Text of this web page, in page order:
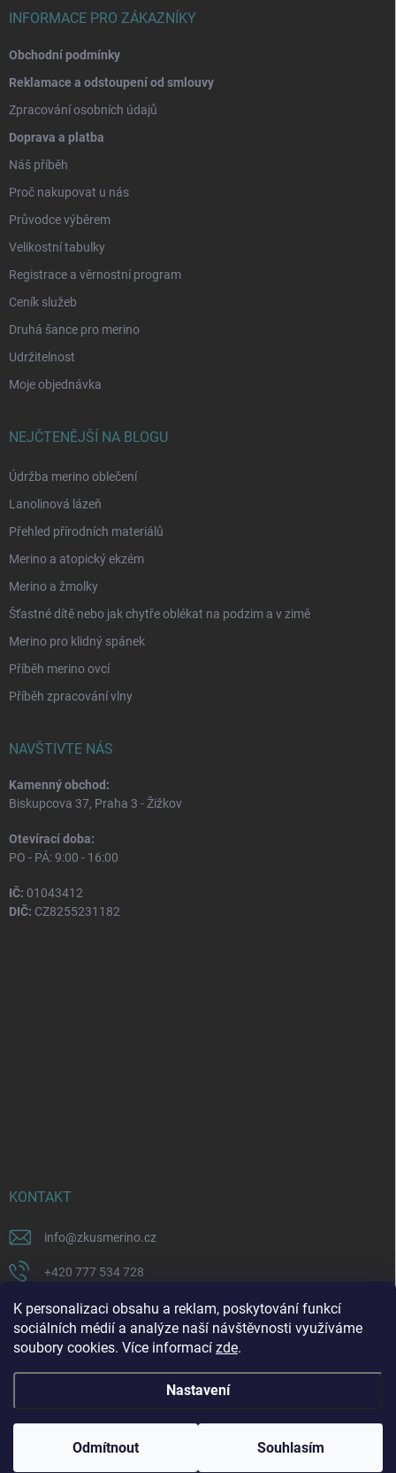
K personalizaci obsahu a reklam, poskytování funkcí
sociálních médií a analýze naší návštěvnosti využíváme
soubory cookies. Více informací zde.
Nastavení
Odmítnout Souhlasím
INFORMACE PRO ZÁKAZNÍKY
Obchodní podmínky
Reklamace a odstoupení od smlouvy
Zpracování osobních údajů
Doprava a platba
Náš příběh
Proč nakupovat u nás
Průvodce výběrem
Velikostní tabulky
Registrace a věrnostní program
Ceník služeb
Druhá šance pro merino
Udržitelnost
Moje objednávka
NEJČTENĚJŠÍ NA BLOGU
Údržba merino oblečení
Lanolinová lázeň
Přehled přírodních materiálů
Merino a atopický ekzém
Merino a žmolky
Šťastné dítě nebo jak chytře oblékat na podzim a v zimě
Merino pro klidný spánek
Příběh merino ovcí
Příběh zpracování vlny
NAVŠTIVTE NÁS
Kamenný obchod:
Biskupcova 37, Praha 3 - Žižkov
Otevírací doba:
PO - PÁ: 9:00 - 16:00
IČ: 01043412
DIČ: CZ8255231182
KONTAKT
info@zkusmerino.cz
+420 777 534 728
https://www.facebook.com/zkusmerino/
zkusmerino.cz
Vytvořil Shoptet
Copyright 2026ZKUSMERINO. Všechna práva vyhrazena.Upravit nastavení